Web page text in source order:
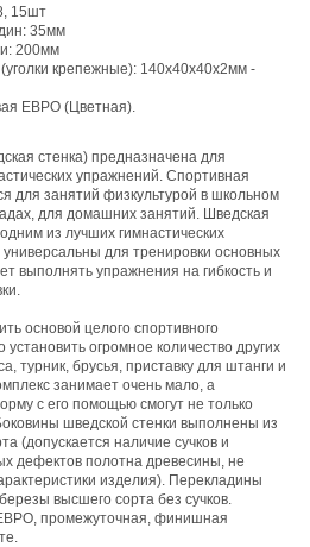
15шт
35мм
200мм
крепежные): 140х40х40х2мм -
ЕВРО (Цветная).
стенка) предназначена для
упражнений. Спортивная
для занятий физкультурой в школьном
для домашних занятий. Шведская
из лучших гимнастических
для тренировки основных
выполнять упражнения на гибкость и
основой целого спортивного
огромное количество других
турник, брусья, приставку для штанги и
занимает очень мало, а
с его помощью смогут не только
шведской стенки выполнены из
(допускается наличие сучков и
дефектов полотна древесины, не
изделия). Перекладины
высшего сорта без сучков.
промежуточная, финишная